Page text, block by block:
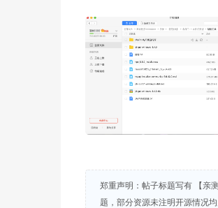
郑重声明：帖子标题写有 【亲
题，部分资源未注明开源情况